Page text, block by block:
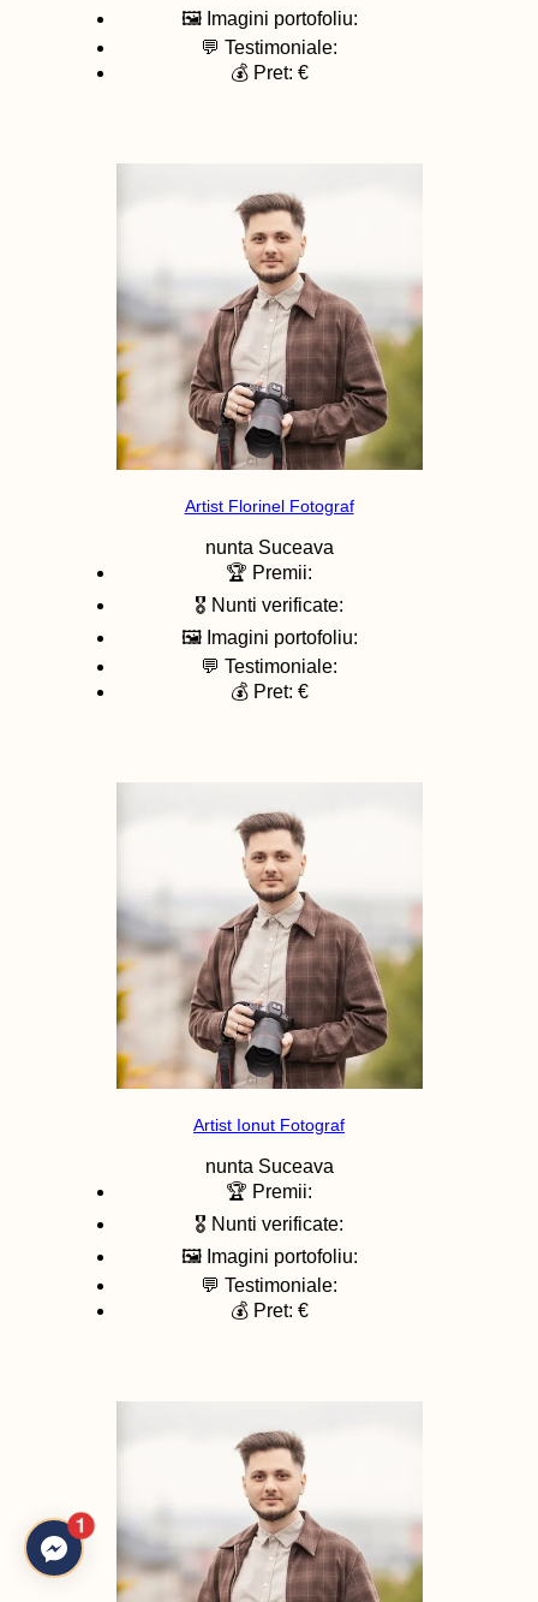
🖼️ Imagini portofoliu:
💬 Testimoniale:
💰 Pret: €
Artist Florinel Fotograf
nunta Suceava
🏆 Premii:
🎖️ Nunti verificate:
🖼️ Imagini portofoliu:
💬 Testimoniale:
💰 Pret: €
Artist Ionut Fotograf
nunta Suceava
🏆 Premii:
🎖️ Nunti verificate:
🖼️ Imagini portofoliu:
💬 Testimoniale:
💰 Pret: €